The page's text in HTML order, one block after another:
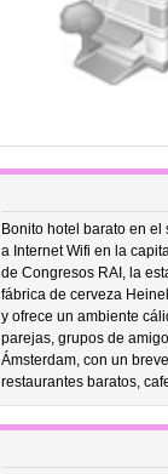
Bonito hotel barato en
a Internet Wifi en la
de Congresos RAI, la
fábrica de cerveza
y ofrece un ambiente
parejas, grupos de
Ámsterdam, con un
restaurantes baratos,